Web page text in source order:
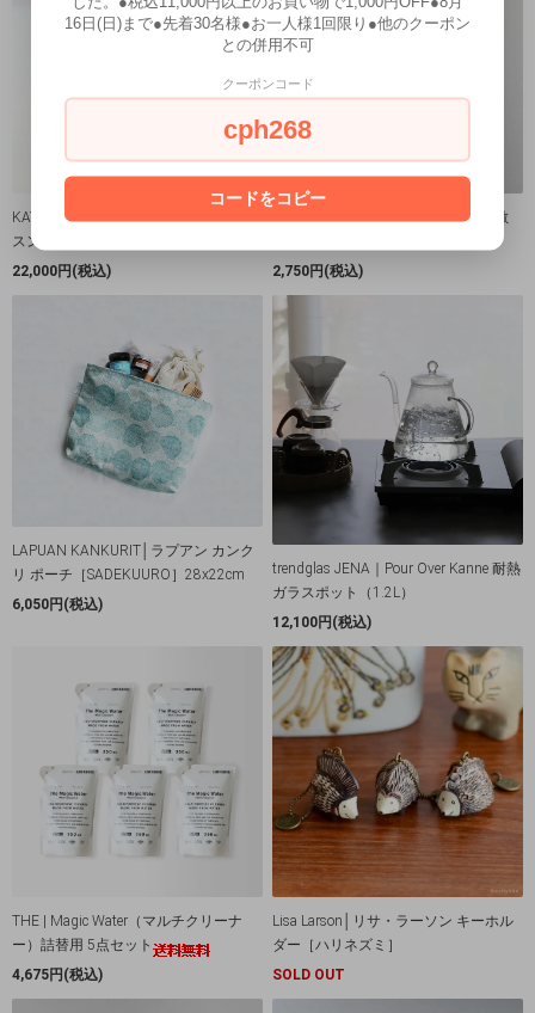
KAY BOJESEN DENMARK│カイ・ボイ
スン・デンマーク Horse(ウマ)
22,000円(税込)
コトノワ｜ヴィータサロ ユホ 風呂敷
2,750円(税込)
LAPUAN KANKURIT│ラプアン カンク
リ ポーチ［SADEKUURO］28x22cm
6,050円(税込)
trendglas JENA｜Pour Over Kanne 耐熱
ガラスポット（1.2L）
12,100円(税込)
THE | Magic Water（マルチクリーナ
ー）詰替用 5点セット
4,675円(税込)
Lisa Larson│リサ・ラーソン キーホル
ダー［ハリネズミ］
SOLD OUT
16日(日)まで●先着30名様●お一人様1回限り●他のクーポン
との併用不可
クーポンコード
cph268
コードをコピー